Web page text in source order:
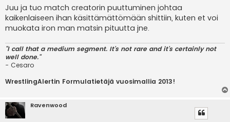
Juu ja tuo match creatorin puuttuminen johtaa
kaikenlaiseen ihan käsittämättömään shittiin, kuten et voi
muokata iron man matsin pituutta jne.
"I call that a medium segment. It's not rare and it's certainly not
well done."
- Cesaro
WrestlingAlertin Formulatietäjä vuosimallia 2013!
Ravenwood